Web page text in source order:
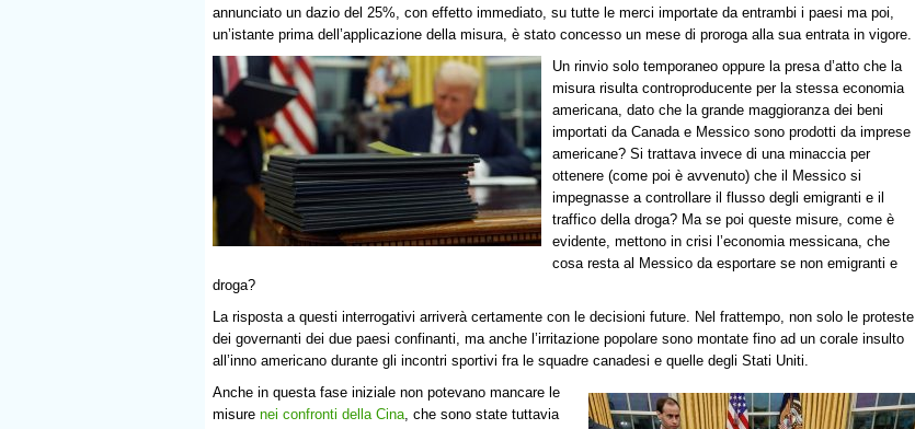
annunciato un dazio del 25%, con effetto immediato, su tutte le merci importate da entrambi i paesi ma poi,
un’istante prima dell’applicazione della misura, è stato concesso un mese di proroga alla sua entrata in vigore.
Un rinvio solo temporaneo oppure la presa d’atto che la
misura risulta controproducente per la stessa economia
americana, dato che la grande maggioranza dei beni
importati da Canada e Messico sono prodotti da imprese
americane? Si trattava invece di una minaccia per
ottenere (come poi è avvenuto) che il Messico si
impegnasse a controllare il flusso degli emigranti e il
traffico della droga? Ma se poi queste misure, come è
evidente, mettono in crisi l’economia messicana, che
cosa resta al Messico da esportare se non emigranti e
droga?
La risposta a questi interrogativi arriverà certamente con le decisioni future. Nel frattempo, non solo le proteste
dei governanti dei due paesi confinanti, ma anche l’irritazione popolare sono montate fino ad un corale insulto
all’inno americano durante gli incontri sportivi fra le squadre canadesi e quelle degli Stati Uniti.
Anche in questa fase iniziale non potevano mancare le
misure nei confronti della Cina, che sono state tuttavia